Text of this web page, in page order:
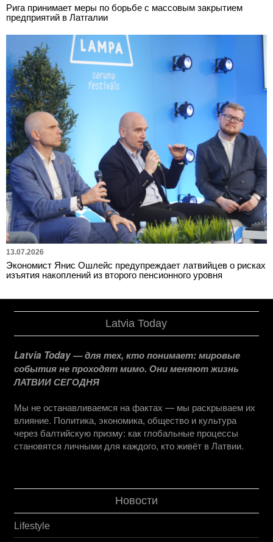
Рига принимает меры по борьбе с массовым закрытием
предприятий в Латгалии
13.07.2026
Экономист Янис Ошлейс предупреждает латвийцев о рисках
изъятия накоплений из второго пенсионного уровня
Latvia Today
Latvia Today — для тех, кто понимает: мировые
события не проходят мимо. Они меняют жизнь
ЛАТВИИ СЕГОДНЯ
Мы не останавливаемся на фактах — мы раскрываем их
влияние. Политика, экономика, общество и культура
через балтийскую призму: как глобальные процессы
становятся личными для каждого, кто живёт в Латвии.
Новости
Lifestyle